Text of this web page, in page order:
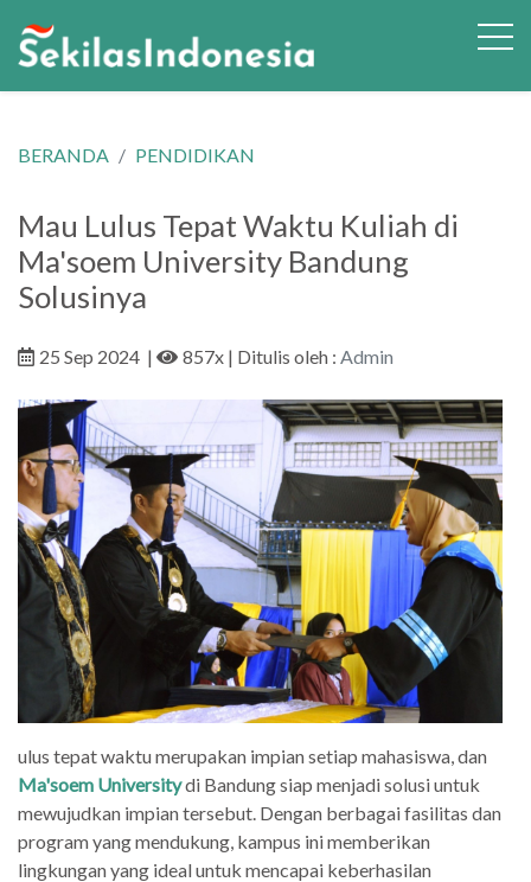
BERANDA PENDIDIKAN
Mau Lulus Tepat Waktu Kuliah di
Ma'soem University Bandung
Solusinya
25 Sep 2024 | 857x | Ditulis oleh : Admin
ulus tepat waktu merupakan impian setiap mahasiswa, dan
Ma'soem Universitydi Bandung siap menjadi solusi untuk
mewujudkan impian tersebut. Dengan berbagai fasilitas dan
program yang mendukung, kampus ini memberikan
lingkungan yang ideal untuk mencapai keberhasilan